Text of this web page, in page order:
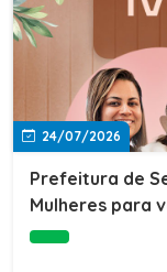
24/07/2026
Prefeitura de
Mulheres para